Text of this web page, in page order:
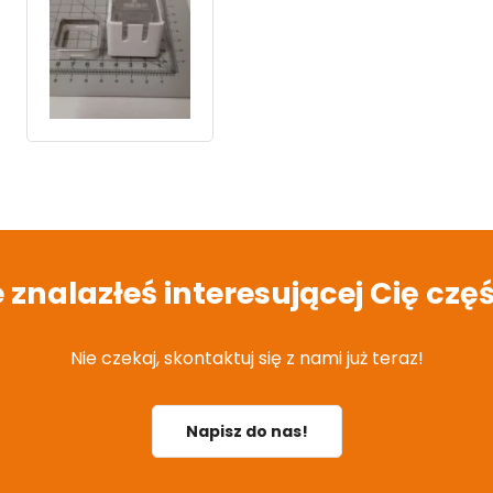
znalazłeś interesującej Cię
Nie czekaj, skontaktuj się z nami już teraz!
Napisz do nas!